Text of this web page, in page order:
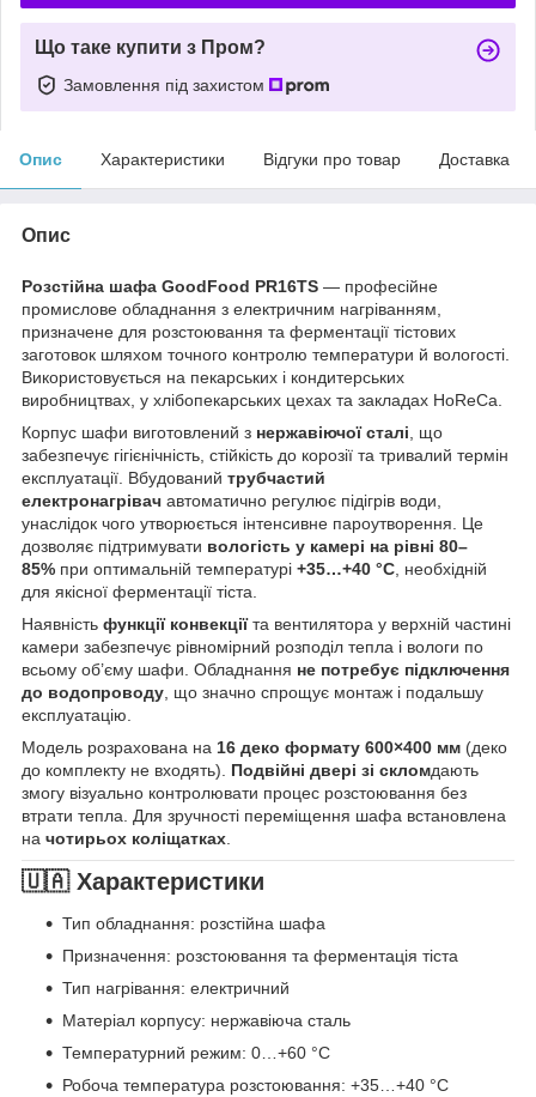
Що таке купити з Пром?
Замовлення під захистом
Опис Характеристики Відгуки про товар Доставка
Опис
Розстійна шафа GoodFood PR16TS — професійне
промислове обладнання з електричним нагріванням,
призначене для розстоювання та ферментації тістових
заготовок шляхом точного контролю температури й вологості.
Використовується на пекарських і кондитерських
виробництвах, у хлібопекарських цехах та закладах HoReCa.
Корпус шафи виготовлений з нержавіючої сталі , що
забезпечує гігієнічність, стійкість до корозії та тривалий термін
експлуатації. Вбудований трубчастий
електронагрівач автоматично регулює підігрів води,
унаслідок чого утворюється інтенсивне пароутворення. Це
дозволяє підтримувати вологість у камері на рівні 80–
85% при оптимальній температурі +35…+40 °C , необхідній
для якісної ферментації тіста.
Наявність функції конвекціїта вентилятора у верхній частині
камери забезпечує рівномірний розподіл тепла і вологи по
всьому об’єму шафи. Обладнання не потребує підключення
до водопроводу , що значно спрощує монтаж і подальшу
експлуатацію.
Модель розрахована на 16 деко формату 600×400 мм (деко
до комплекту не входять). Подвійні двері зі скломдають
змогу візуально контролювати процес розстоювання без
втрати тепла. Для зручності переміщення шафа встановлена
на чотирьох коліщатках
🇺🇦 Характеристики
Тип обладнання: розстійна шафа
Призначення: розстоювання та ферментація тіста
Тип нагрівання: електричний
Матеріал корпусу: нержавіюча сталь
Температурний режим: 0…+60 °C
Робоча температура розстоювання: +35…+40 °C